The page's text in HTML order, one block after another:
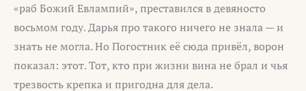
«раб Божий Евлампий», преставился в девяносто
восьмом году. Дарья про такого ничего не знала — и
знать не могла. Но Погостник её сюда привёл, ворон
показал: этот. Тот, кто при жизни вина не брал и чья
трезвость крепка и пригодна для дела.